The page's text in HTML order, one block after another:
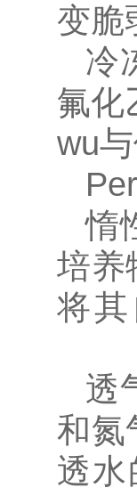
变脆
冷
氟化
wu
惰
培养
将
透
和氮
透